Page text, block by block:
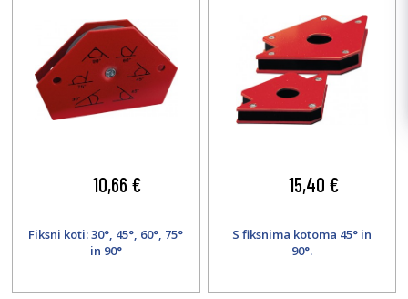
10,66 €
Fiksni koti: 30°, 45°, 60°, 75°
in 90°
15,40 €
S fiksnima kotoma 45° in
90°.